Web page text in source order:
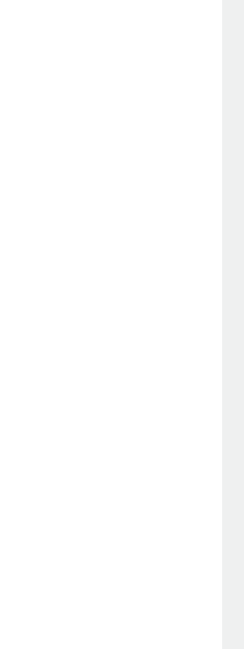
IT 设备
evolution of TheyDo, a pioneering
that has...
partnership with
management and
Health and wellness startup,
implementation" and picture a
dedicated team....